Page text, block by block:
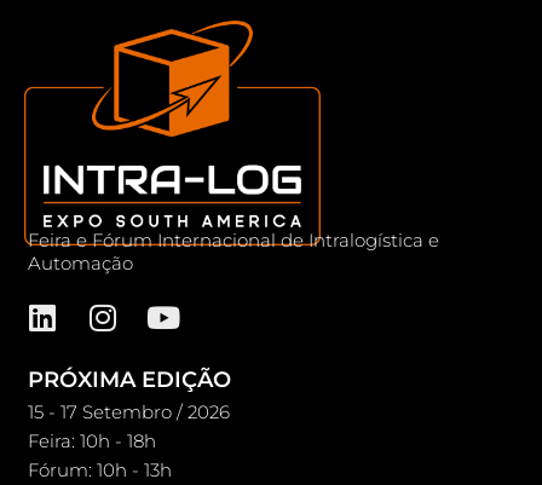
Feira e Fórum Internacional de Intralogística e
Automação
PRÓXIMA EDIÇÃO
15 - 17 Setembro / 2026
Feira: 10h - 18h
Fórum: 10h - 13h